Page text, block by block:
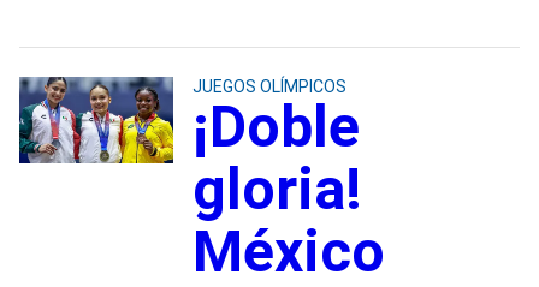
JUEGOS OLÍMPICOS
¡Doble
gloria!
México